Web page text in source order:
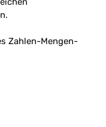
Zahlen-Mengen-